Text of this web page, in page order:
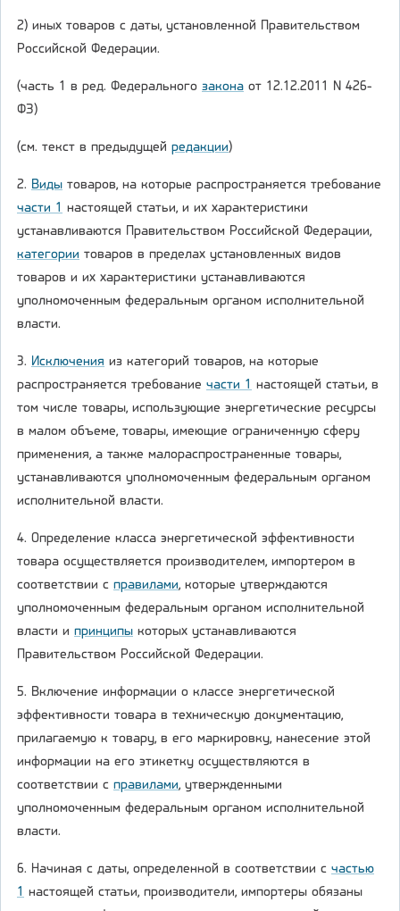
2) иных товаров с даты, установленной Правительством
Российской Федерации.
(часть 1 в ред. Федерального закона от 12.12.2011 N 426-
ФЗ)
(см. текст в предыдущей редакции)
2. Виды товаров, на которые распространяется требование
части 1 настоящей статьи, и их характеристики
устанавливаются Правительством Российской Федерации,
категории товаров в пределах установленных видов
товаров и их характеристики устанавливаются
уполномоченным федеральным органом исполнительной
власти.
3. Исключения из категорий товаров, на которые
распространяется требование части 1 настоящей статьи, в
том числе товары, использующие энергетические ресурсы
в малом объеме, товары, имеющие ограниченную сферу
применения, а также малораспространенные товары,
устанавливаются уполномоченным федеральным органом
исполнительной власти.
4. Определение класса энергетической эффективности
товара осуществляется производителем, импортером в
соответствии с правилами, которые утверждаются
уполномоченным федеральным органом исполнительной
власти и принципы которых устанавливаются
Правительством Российской Федерации.
5. Включение информации о классе энергетической
эффективности товара в техническую документацию,
прилагаемую к товару, в его маркировку, нанесение этой
информации на его этикетку осуществляются в
соответствии с правилами, утвержденными
уполномоченным федеральным органом исполнительной
власти.
6. Начиная с даты, определенной в соответствии с частью
1 настоящей статьи, производители, импортеры обязаны